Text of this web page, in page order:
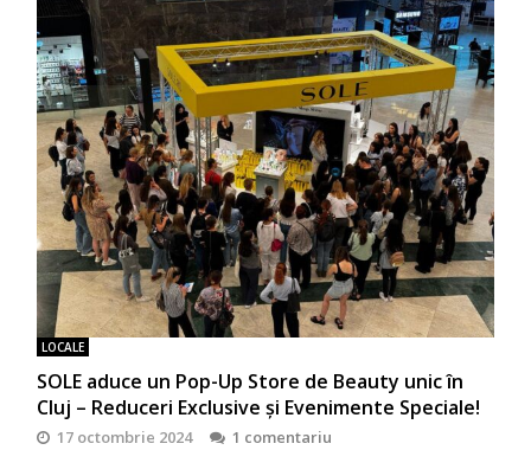
LOCALE
SOLE aduce un Pop-Up Store de Beauty unic în
Cluj – Reduceri Exclusive și Evenimente Speciale!
17 octombrie 2024 1 comentariu